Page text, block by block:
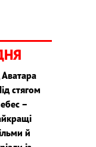
Аватара
стягом
–
й